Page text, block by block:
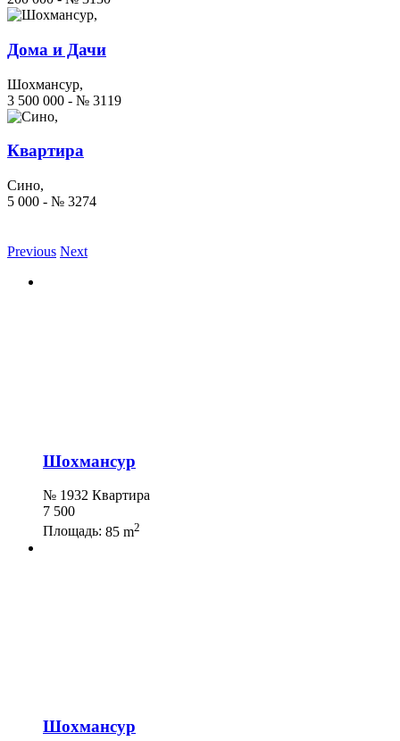
Дома и Дачи
Шохмансур,
3 500 000 - № 3119
Квартира
Сино,
5 000 - № 3274
Previous Next
Шохмансур
№ 1932 Квартира
7 500
Площадь: 85 m2
Шохмансур